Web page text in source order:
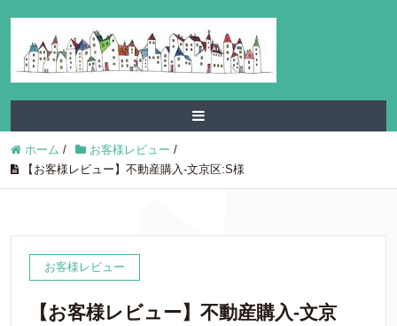
ホーム / お客様レビュー /
【お客様レビュー】不動産購入-文京区:S様
お客様レビュー
【お客様レビュー】不動産購入-文京